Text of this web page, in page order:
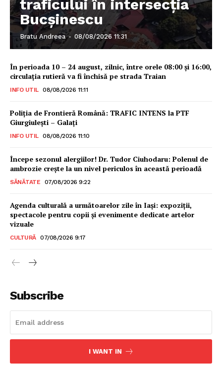
traficului în intersecția
Bucșinescu
Bratu Andreea - 08/08/2026 11:31
În perioada 10 – 24 august, zilnic, între orele 08:00 și 16:00,
circulația rutieră va fi închisă pe strada Traian
INFO UTIL 08/08/2026 11:11
Poliţia de Frontieră Română: TRAFIC INTENS la PTF
Giurgiulești – Galați
INFO UTIL 08/08/2026 11:10
Începe sezonul alergiilor! Dr. Tudor Ciuhodaru: Polenul de
ambrozie crește la un nivel periculos în această perioadă
SĂNĂTATE 07/08/2026 9:22
Agenda culturală a următoarelor zile în Iași: expoziții,
spectacole pentru copii și evenimente dedicate artelor
vizuale
CULTURĂ 07/08/2026 9:17
Subscribe
I WANT IN